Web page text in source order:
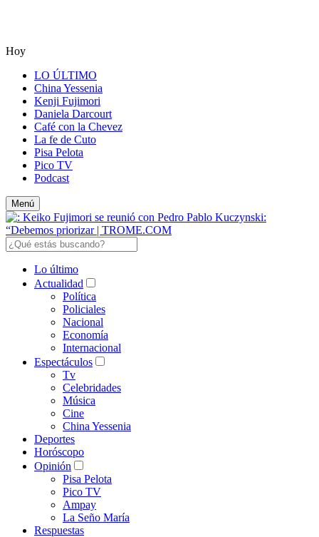
Hoy
LO ÚLTIMO
China Yessenia
Kenji Fujimori
Daniela Darcourt
Café con la Chevez
La fe de Cuto
Pisa Pelota
Pico TV
Podcast
Menú
Lo último
Actualidad
Política
Policiales
Nacional
Economía
Internacional
Espectáculos
Tv
Celebridades
Música
Cine
China Yessenia
Deportes
Horóscopo
Opinión
Pisa Pelota
Pico TV
Ampay
La Seño María
Respuestas